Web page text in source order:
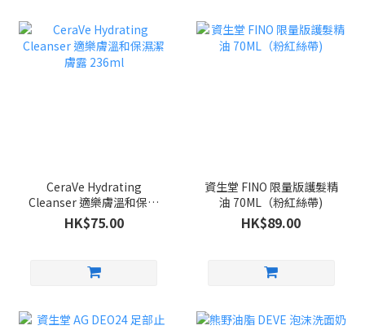
CeraVe Hydrating
Cleanser 適樂膚溫和保濕
潔膚露 236ml
HK$75.00
資生堂 FINO 限量版護髮精
油 70ML（粉紅絲帶)
HK$89.00